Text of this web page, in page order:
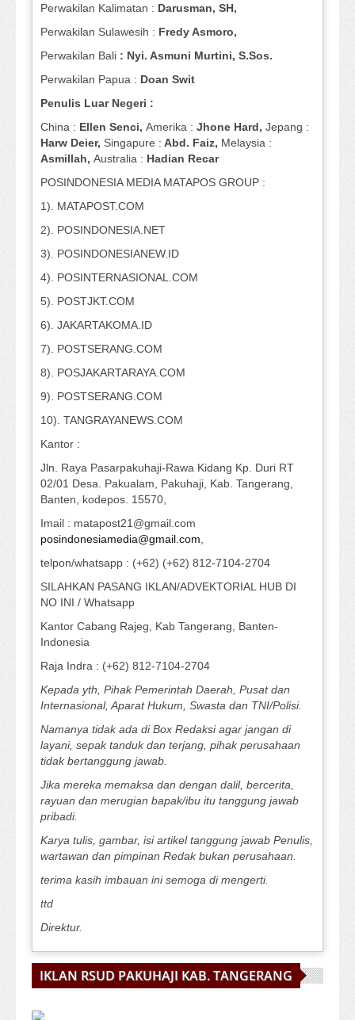
Perwakilan Kalimatan : Darusman, SH,
Perwakilan Sulawesih : Fredy Asmoro,
Perwakilan Bali : Nyi. Asmuni Murtini, S.Sos.
Perwakilan Papua : Doan Swit
Penulis Luar Negeri :
China : Ellen Senci, Amerika : Jhone Hard, Jepang :
Harw Deier, Singapure : Abd. Faiz, Melaysia :
Asmillah, Australia : Hadian Recar
POSINDONESIA MEDIA MATAPOS GROUP :
1). MATAPOST.COM
2). POSINDONESIA.NET
3). POSINDONESIANEW.ID
4). POSINTERNASIONAL.COM
5). POSTJKT.COM
6). JAKARTAKOMA.ID
7). POSTSERANG.COM
8). POSJAKARTARAYA.COM
9). POSTSERANG.COM
10). TANGRAYANEWS.COM
Kantor :
Jln. Raya Pasarpakuhaji-Rawa Kidang Kp. Duri RT
02/01 Desa. Pakualam, Pakuhaji, Kab. Tangerang,
Banten, kodepos. 15570,
Imail : matapost21@gmail.com
posindonesiamedia@gmail.com,
telpon/whatsapp : (+62) (+62) 812-7104-2704
SILAHKAN PASANG IKLAN/ADVEKTORIAL HUB DI
NO INI / Whatsapp
Kantor Cabang Rajeg, Kab Tangerang, Banten-
Indonesia
Raja Indra : (+62) 812-7104-2704
Kepada yth, Pihak Pemerintah Daerah, Pusat dan
Internasional, Aparat Hukum, Swasta dan TNI/Polisi.
Namanya tidak ada di Box Redaksi agar jangan di
layani, sepak tanduk dan terjang, pihak perusahaan
tidak bertanggung jawab.
Jika mereka memaksa dan dengan dalil, bercerita,
rayuan dan merugian bapak/ibu itu tanggung jawab
pribadi.
Karya tulis, gambar, isi artikel tanggung jawab Penulis,
wartawan dan pimpinan Redak bukan perusahaan.
terima kasih imbauan ini semoga di mengerti.
ttd
Direktur.
IKLAN RSUD PAKUHAJI KAB. TANGERANG